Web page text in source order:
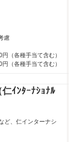
慮
（各種手当て含む）
（各種手当て含む）
ｲﾝﾀｰﾅｼｮﾅﾙ
ど、仁インターナシ